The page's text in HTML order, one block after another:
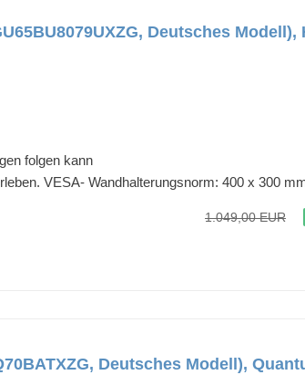
Deutsches
folgen kann
VESA- Wandhalterungsnorm: 400 x 300
1.049,00 EUR
Deutsches Modell),